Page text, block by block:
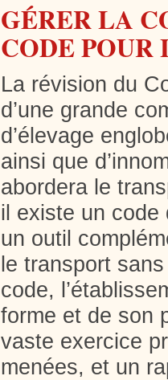
GÉRER LA
CODE POUR
La révision du
d’une grande
d’élevage
ainsi que
abordera le
il existe un code
un outil
le transport
code,
forme et de son
vaste exercice
menées, et un